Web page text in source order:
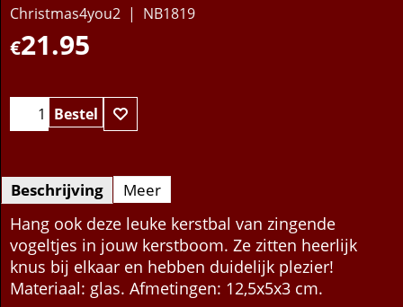
Christmas4you2 NB1819
€21.95
Bestel
Beschrijving Meer
Hang ook deze leuke kerstbal van zingende
vogeltjes in jouw kerstboom. Ze zitten heerlijk
knus bij elkaar en hebben duidelijk plezier!
Materiaal: glas. Afmetingen: 12,5x5x3 cm.